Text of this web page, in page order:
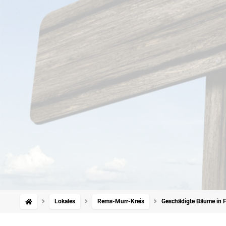
Lokales Rems-Murr-Kreis Geschädigte Bäume in